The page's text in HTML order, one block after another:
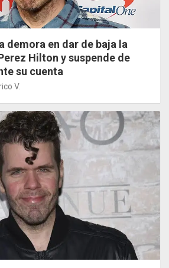
demora en dar de baja la
Hilton y suspende de
su cuenta
V.